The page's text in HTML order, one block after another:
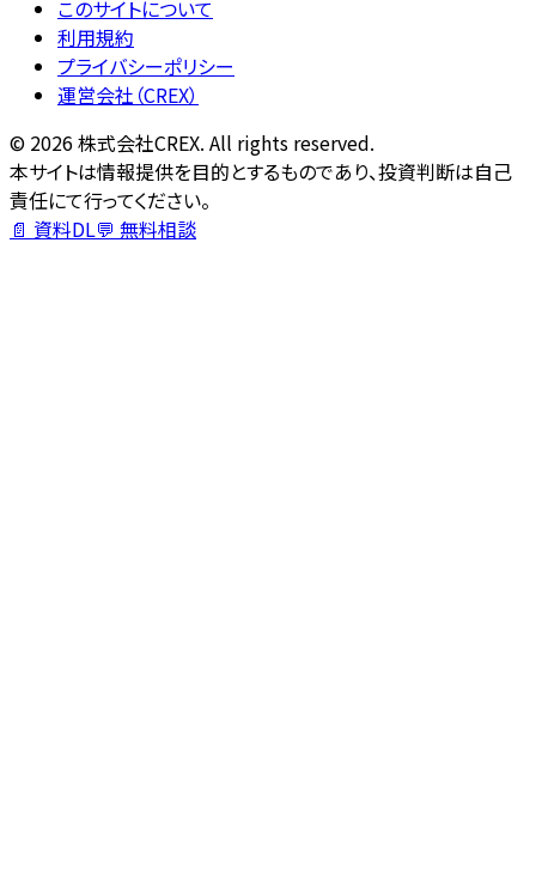
このサイトについて
利用規約
プライバシーポリシー
運営会社（CREX）
© 2026株式会社CREX. All rights reserved.
本サイトは情報提供を目的とするものであり、投資判断は自己
責任にて行ってください。
📄 資料DL💬 無料相談